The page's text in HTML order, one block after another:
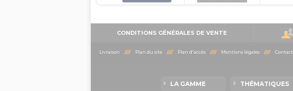
CONDITIONS GÉNÉRALES DE VENTE
Livraison //// Plan du site//// Plan d'accès//// Mentions légales//// Contact
LA GAMME THÉMATIQUES